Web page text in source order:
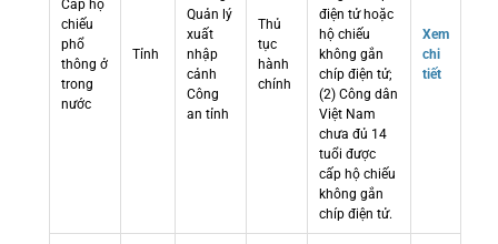
Cấp hộ
chiếu
phổ
thông ở
trong
nước
Tỉnh
Quản lý
xuất
nhập
cảnh
Công
an tỉnh
Thủ
tục
hành
chính
điện tử hoặc
hộ chiếu
không gắn
chíp điện tử;
(2) Công dân
Việt Nam
chưa đủ 14
tuổi được
cấp hộ chiếu
không gắn
chíp điện tử.
Xem
chi
tiết